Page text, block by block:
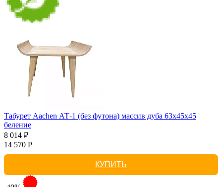
Табурет Aachen АТ-1 (без футона) массив дуба 63х45х45
беление
8 014 ₽
14 570 Р
КУПИТЬ